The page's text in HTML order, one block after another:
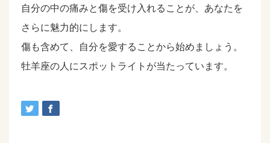
自分の中の痛みと傷を受け入れることが、あなたを
さらに魅力的にします。
傷も含めて、自分を愛することから始めましょう。
牡羊座の人にスポットライトが当たっています。